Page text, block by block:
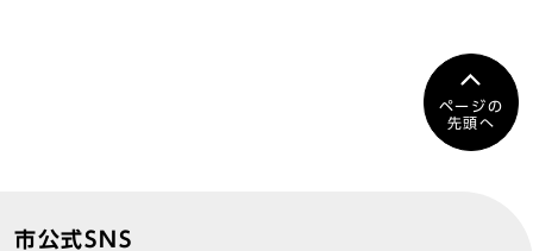
ページの
先頭へ
市公式SNS